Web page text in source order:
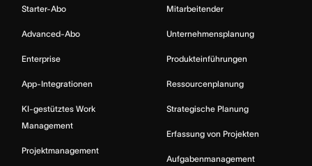
Starter-Abo
Advanced-Abo
Enterprise
App-Integrationen
KI-gestütztes Work
Management
Projektmanagement
Mitarbeitender
Unternehmensplanung
Produkteinführungen
Ressourcenplanung
Strategische Planung
Erfassung von Projekten
Aufgabenmanagement